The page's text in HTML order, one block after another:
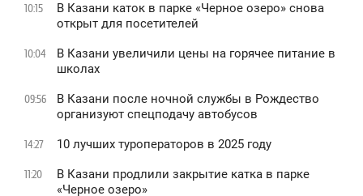
10:15
В Казани каток в парке «Черное озеро» снова
открыт для посетителей
10:04
В Казани увеличили цены на горячее питание в
школах
09:56
В Казани после ночной службы в Рождество
организуют спецподачу автобусов
14:27 10 лучших туроператоров в 2025 году
11:20
В Казани продлили закрытие катка в парке
«Черное озеро»